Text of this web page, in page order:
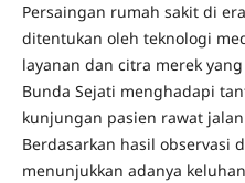
Persaingan rumah sakit di
ditentukan oleh teknologi
layanan dan citra merek
Bunda Sejati menghadapi
kunjungan pasien rawat
Berdasarkan hasil observasi
menunjukkan adanya